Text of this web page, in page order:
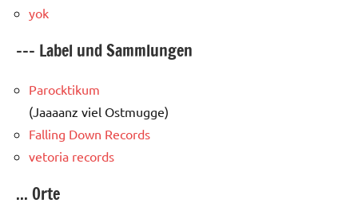
yok
--- Label und Sammlungen
Parocktikum
(Jaaaanz viel Ostmugge)
Falling Down Records
vetoria records
... Orte